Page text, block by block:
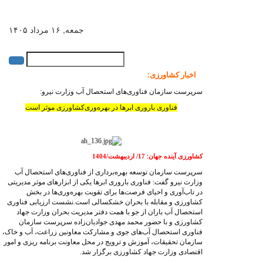
جمعه, ۱۶ مرداد ۱۴۰۵
اخبار کشاورزی:
سرپرست سازمان فناوری‌های استحصال آب وزارت نیرو:
فناوری باروری ابرها در بهره‌وری‌کشاورزی موثر است
کشاورزی آینده جهان: 17/ اردیبهشت/1404
سرپرست سازمان توسعه بهره‌برداری از فناوری‌های استحصال آب
وزارت نیرو گفت: فناوری باروری ابرها یکی از ابزارهای موثر مدیریتی
در تاب‌آوری و احیای فرصت‌ها برای تقویت بهره‌وری‌ها در بخش
کشاورزی و مقابله با بحران خشکسالی است.نشست ارزیابی فناوری
استحصال آب باران از جو با همت دفتر مدیریت بحران وزارت جهاد
کشاورزی و با حضور محمد مهدی جوادیان‌زاده سرپرست سازمان
فناوری استحصال آب‌های جوی و مشارکت معاونین زراعت، آب و خاک،
سازمان تحقیقات، آموزش و ترویج در محل معاونت برنامه ریزی و امور
اقتصادی وزارت جهاد کشاورزی برگزار شد.